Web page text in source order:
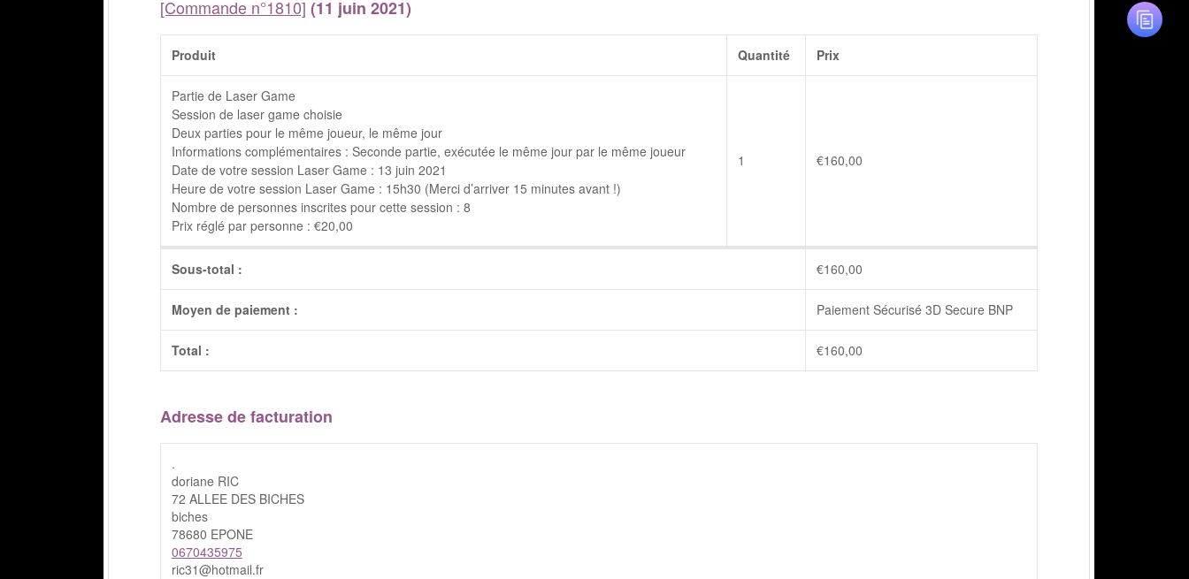
[Commande n°1810] (11 juin 2021)
Produit Quantité Prix
Partie de Laser Game
Session de laser game choisie
Deux parties pour le même joueur, le même jour
Informations complémentaires : Seconde partie, exécutée le même jour par le même joueur
Date de votre session Laser Game : 13 juin 2021
Heure de votre session Laser Game : 15h30 (Merci d’arriver 15 minutes avant !)
Nombre de personnes inscrites pour cette session : 8
Prix réglé par personne : €20,00
1 €160,00
Sous-total : €160,00
Moyen de paiement : Paiement Sécurisé 3D Secure BNP
Total : €160,00
Adresse de facturation
.
doriane RIC
72 ALLEE DES BICHES
biches
78680 EPONE
0670435975
ric31@hotmail.fr